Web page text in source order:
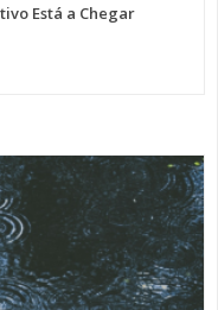
Está a Chegar